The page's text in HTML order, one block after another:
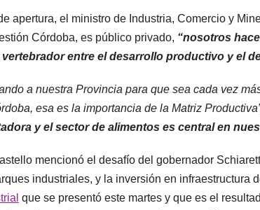
apertura, el ministro de Industria, Comercio y
Córdoba, es público privado, “nosotros
vertebrador entre el desarrollo productivo y el
a nuestra Provincia para que sea cada vez
esa es la importancia de la Matriz
y el sector de alimentos es central en
mencionó el desafío del gobernador
industriales, y la inversión en infraestructura
que se presentó este martes y que es el